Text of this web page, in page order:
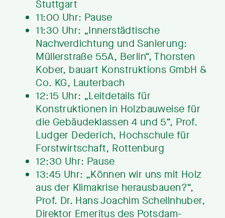
Stuttgart
11:00 Uhr: Pause
11:30 Uhr: „Innerstädtische
Nachverdichtung und Sanierung:
Müllerstraße 55A, Berlin“, Thorsten
Kober, bauart Konstruktions GmbH &
Co. KG, Lauterbach
12:15 Uhr: „Leitdetails für
Konstruktionen in Holzbauweise für
die Gebäudeklassen 4 und 5“, Prof.
Ludger Dederich, Hochschule für
Forstwirtschaft, Rottenburg
12:30 Uhr: Pause
13:45 Uhr: „Können wir uns mit Holz
aus der Klimakrise herausbauen?“,
Prof. Dr. Hans Joachim Schellnhuber,
Direktor Emeritus des Potsdam-